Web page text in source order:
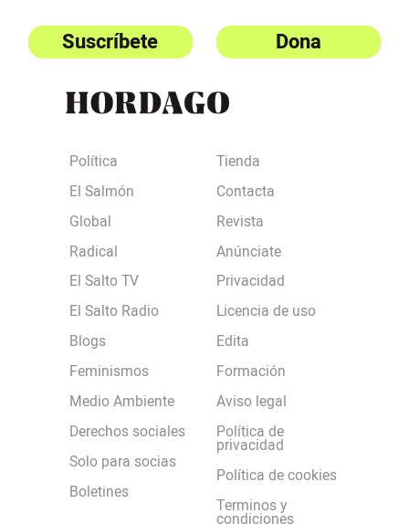
Suscríbete Dona
Política
El Salmón
Global
Radical
El Salto TV
El Salto Radio
Blogs
Feminismos
Medio Ambiente
Derechos sociales
Solo para socias
Boletines
Tienda
Contacta
Revista
Anúnciate
Privacidad
Licencia de uso
Edita
Formación
Aviso legal
Política de
privacidad
Política de cookies
Terminos y
condiciones